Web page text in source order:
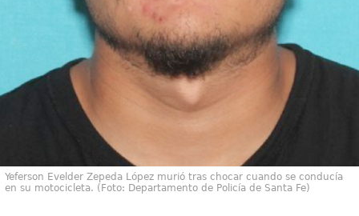
Yeferson Evelder Zepeda López murió tras chocar cuando se conducía
en su motocicleta. (Foto: Departamento de Policía de Santa Fe)